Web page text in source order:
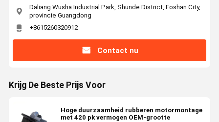
Daliang Wusha Industrial Park, Shunde District, Foshan City,
provincie Guangdong
+8615260320912
Contact nu
Krijg De Beste Prijs Voor
Hoge duurzaamheid rubberen motormontage
met 420 pk vermogen OEM-grootte